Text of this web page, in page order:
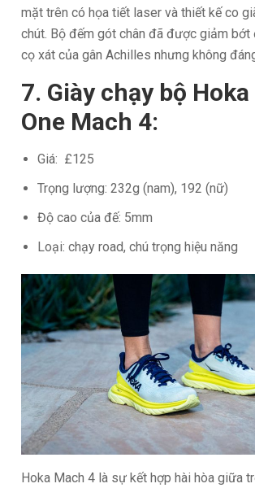
mặt trên có họa tiết laser và thiết kế co
chút. Bộ đếm gót chân đã được giảm bớt
cọ xát của gân Achilles nhưng không
7. Giày chạy bộ Hoka
One Mach 4:
Giá: £125
Trọng lượng: 232g (nam), 192 (nữ)
Độ cao của đế: 5mm
Loại: chạy road, chú trọng hiệu năng
Hoka Mach 4 là sự kết hợp hài hòa giữa